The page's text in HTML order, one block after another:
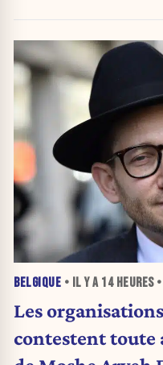
BELGIQUE • IL Y A 14 HEURES•
Les
contestent